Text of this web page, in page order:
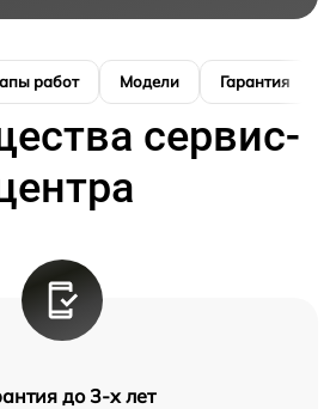
работ Модели Гарантия
сервис-
до 3-х лет